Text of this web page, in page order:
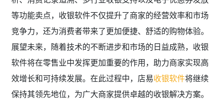
等功能卖点，收银软件不仅提升了商家的经营效率和市场
竞争力，还为消费者带来了更加便捷、舒适的购物体验。
展望未来，随着技术的不断进步和市场的日益成熟，收银
软件将在零售业中发挥更加重要的作用，助力商家实现高
效增长和可持续发展。在此过程中，店易收银软件将继续
保持其领先地位，为广大商家提供卓越的收银解决方案。